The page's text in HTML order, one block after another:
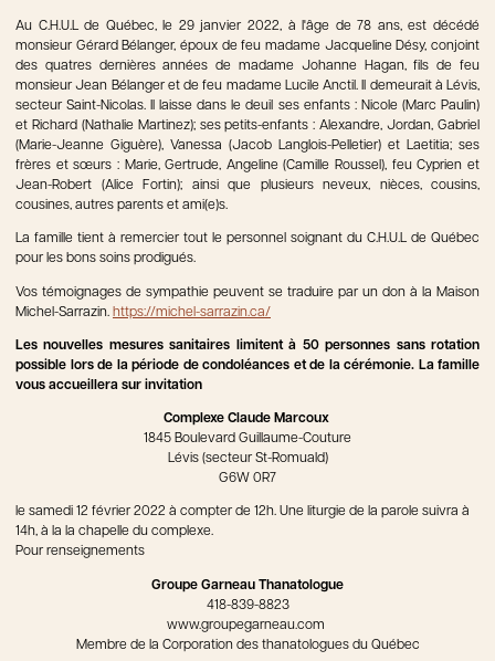
Au C.H.U.L de Québec, le 29 janvier 2022, à l'âge de 78 ans, est décédé
monsieur Gérard Bélanger, époux de feu madame Jacqueline Désy, conjoint
des quatres dernières années de madame Johanne Hagan, fils de feu
monsieur Jean Bélanger et de feu madame Lucile Anctil. Il demeurait à Lévis,
secteur Saint-Nicolas. Il laisse dans le deuil ses enfants : Nicole (Marc Paulin)
et Richard (Nathalie Martinez); ses petits-enfants : Alexandre, Jordan, Gabriel
(Marie-Jeanne Giguère), Vanessa (Jacob Langlois-Pelletier) et Laetitia; ses
frères et sœurs : Marie, Gertrude, Angeline (Camille Roussel), feu Cyprien et
Jean-Robert (Alice Fortin); ainsi que plusieurs neveux, nièces, cousins,
cousines, autres parents et ami(e)s.
La famille tient à remercier tout le personnel soignant du C.H.U.L de Québec
pour les bons soins prodigués.
Vos témoignages de sympathie peuvent se traduire par un don à la Maison
Michel-Sarrazin. https://michel-sarrazin.ca/
Les nouvelles mesures sanitaires limitent à 50 personnes sans rotation
possible lors de la période de condoléances et de la cérémonie. La famille
vous accueillera sur invitation
Complexe Claude Marcoux
1845 Boulevard Guillaume-Couture
Lévis (secteur St-Romuald)
G6W 0R7
le samedi 12 février 2022 à compter de 12h. Une liturgie de la parole suivra à
14h, à la la chapelle du complexe.
Pour renseignements
Groupe Garneau Thanatologue
418-839-8823
www.groupegarneau.com
Membre de la Corporation des thanatologues du Québec